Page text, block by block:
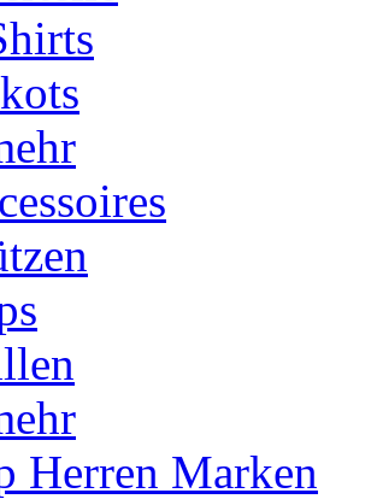
Herren Marken